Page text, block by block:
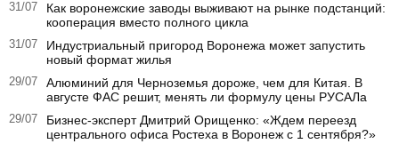
31/07
Как воронежские заводы выживают на рынке подстанций:
кооперация вместо полного цикла
31/07
Индустриальный пригород Воронежа может запустить
новый формат жилья
29/07
Алюминий для Черноземья дороже, чем для Китая. В
августе ФАС решит, менять ли формулу цены РУСАЛа
29/07
Бизнес-эксперт Дмитрий Орищенко: «Ждем переезд
центрального офиса Ростеха в Воронеж с 1 сентября?»